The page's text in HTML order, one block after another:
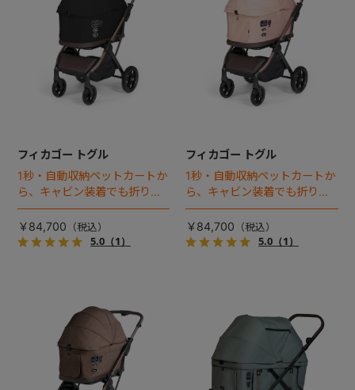
フィカゴー トグル
1秒・自動収納ペットカートか
ら、キャビン装着でも折りた
ためるモデルが登場！
￥84,700
5.0（1）
フィカゴー トグル
1秒・自動収納ペットカートか
ら、キャビン装着でも折りた
ためるモデルが登場！
￥84,700
5.0（1）